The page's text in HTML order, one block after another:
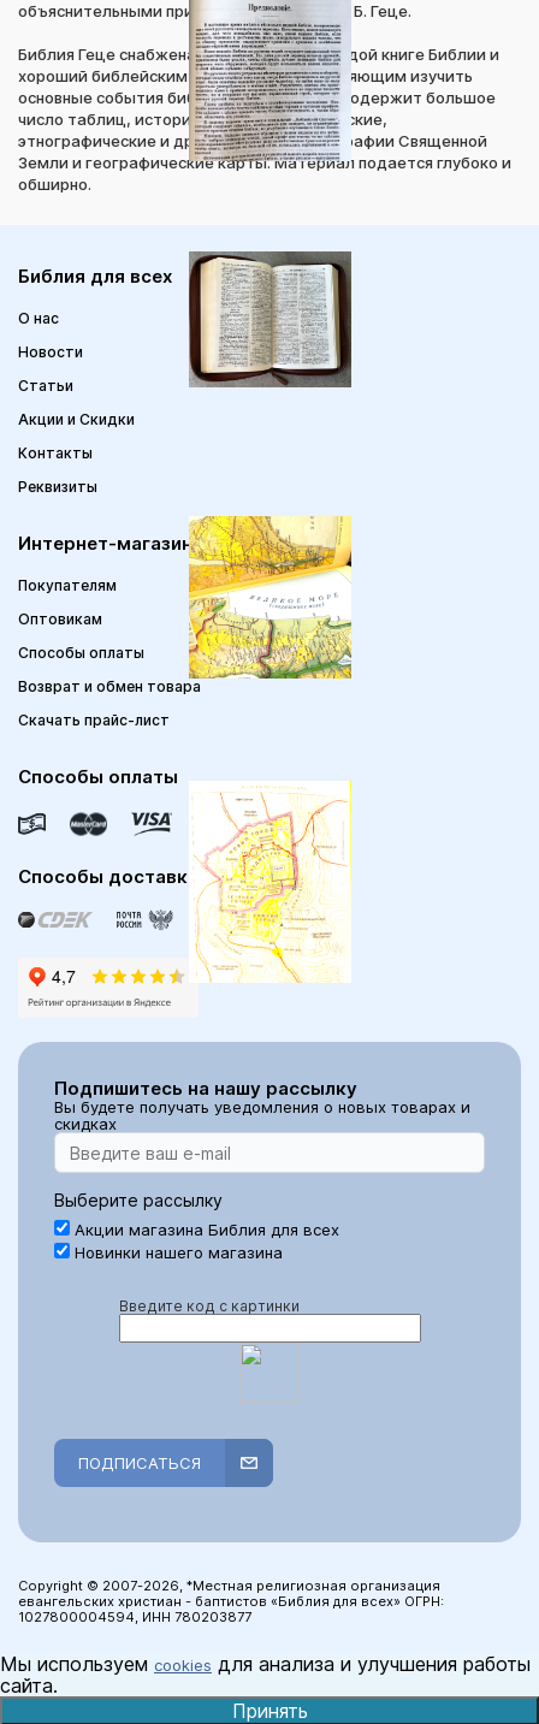
объяснительными примечаниями пастора Б. Геце.
Библия Геце снабжена пояснениями к каждой книге Библии и
хороший библейским указателем, позволяющим изучить
основные события библейской истории. Содержит большое
число таблиц, исторические, географические,
этнографические и другие очерки, фотографии Священной
Земли и географические карты. Материал подается глубоко и
обширно.
Библия для всех
О нас
Новости
Статьи
Акции и Скидки
Контакты
Реквизиты
Интернет-магазин
Покупателям
Оптовикам
Способы оплаты
Возврат и обмен товара
Скачать прайс-лист
Способы оплаты
Способы доставки
Подпишитесь на нашу рассылку
Вы будете получать уведомления о новых товарах и
скидках
Выберите рассылку
Акции магазина Библия для всех
Новинки нашего магазина
Введите код с картинки
ПОДПИСАТЬСЯ
Copyright © 2007-2026, *Местная религиозная организация
евангельских христиан - баптистов «Библия для всех» ОГРН:
1027800004594, ИНН 780203877
Мы используем cookies для анализа и улучшения работы
сайта.
Принять